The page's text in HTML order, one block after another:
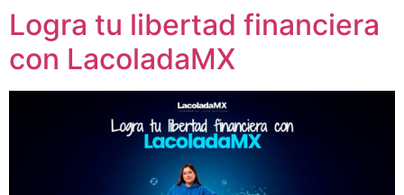
Logra tu libertad financiera
con LacoladaMX